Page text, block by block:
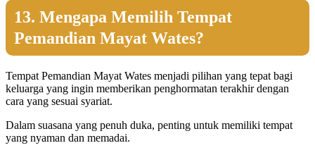
13. Mengapa Memilih Tempat
Pemandian Mayat Wates?
Tempat Pemandian Mayat Wates menjadi pilihan yang tepat bagi
keluarga yang ingin memberikan penghormatan terakhir dengan
cara yang sesuai syariat.
Dalam suasana yang penuh duka, penting untuk memiliki tempat
yang nyaman dan memadai.